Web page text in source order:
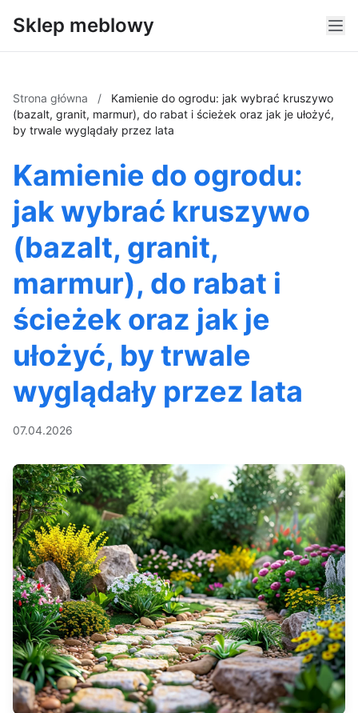
Sklep meblowy
Strona główna /
Kamienie do ogrodu: jak wybrać kruszywo
(bazalt, granit, marmur), do rabat i ścieżek oraz jak je ułożyć,
by trwale wyglądały przez lata
Kamienie do ogrodu:
jak wybrać kruszywo
(bazalt, granit,
marmur), do rabat i
ścieżek oraz jak je
ułożyć, by trwale
wyglądały przez lata
07.04.2026